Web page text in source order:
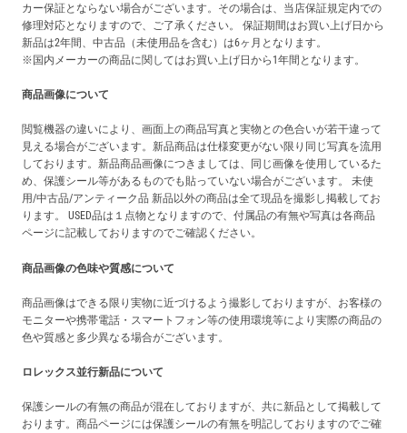
カー保証とならない場合がございます。その場合は、当店保証規定内での
修理対応となりますので、ご了承ください。 保証期間はお買い上げ日から
新品は2年間、中古品（未使用品を含む）は6ヶ月となります。
※国内メーカーの商品に関してはお買い上げ日から1年間となります。
商品画像について
閲覧機器の違いにより、画面上の商品写真と実物との色合いが若干違って
見える場合がございます。新品商品は仕様変更がない限り同じ写真を流用
しております。新品商品画像につきましては、同じ画像を使用しているた
め、保護シール等があるものでも貼っていない場合がございます。 未使
用/中古品/アンティーク品 新品以外の商品は全て現品を撮影し掲載してお
ります。 USED品は１点物となりますので、付属品の有無や写真は各商品
ページに記載しておりますのでご確認ください。
商品画像の色味や質感について
商品画像はできる限り実物に近づけるよう撮影しておりますが、お客様の
モニターや携帯電話・スマートフォン等の使用環境等により実際の商品の
色や質感と多少異なる場合がございます。
ロレックス並行新品について
保護シールの有無の商品が混在しておりますが、共に新品として掲載して
おります。商品ページには保護シールの有無を明記しておりますのでご確